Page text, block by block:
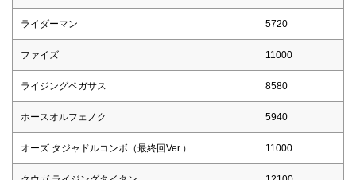
ライダーマン 5720
ファイズ 11000
ライジングペガサス 8580
ホースオルフェノク 5940
オーズ タジャドルコンボ（最終回Ver.） 11000